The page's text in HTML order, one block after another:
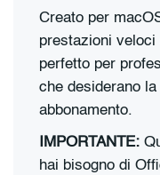
Creato per
prestazioni
perfetto per
che desiderano
abbonamento.
IMPORTANTE:
hai bisogno di